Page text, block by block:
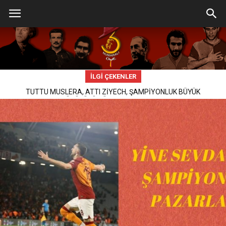
İLGİ ÇEKENLER
TUTTU MUSLERA, ATTI ZİYECH, ŞAMPİYONLUK BÜYÜK
YÜRÜYÜŞÜMÜZ DEVAM EDECEK!
ÜÇ PUAN SERİSİ, ŞAMPİYONLUK DELİSİ!